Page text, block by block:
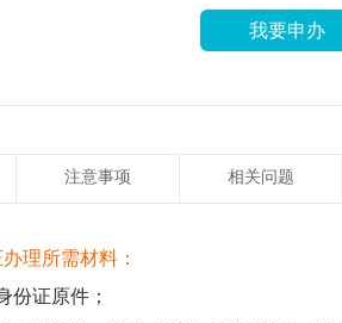
我要申办
注意事项 相关问题
理所需材料：
份证原件；